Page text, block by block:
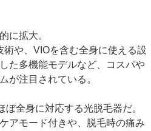
に拡大。
術や、VIOを含む全身に使える設
た多機能モデルなど、コスパや
が注目されている。
全身に対応する光脱毛器だ。
アモード付きや、脱毛時の痛み